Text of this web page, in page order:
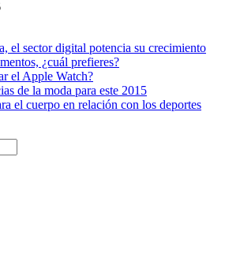
el sector digital potencia su crecimiento
¿cuál prefieres?
el Apple Watch?
de la moda para este 2015
el cuerpo en relación con los deportes